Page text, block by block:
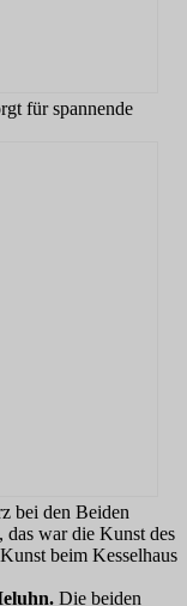
für spannende
bei den Beiden
war die Kunst des
beim Kesselhaus
Die beiden